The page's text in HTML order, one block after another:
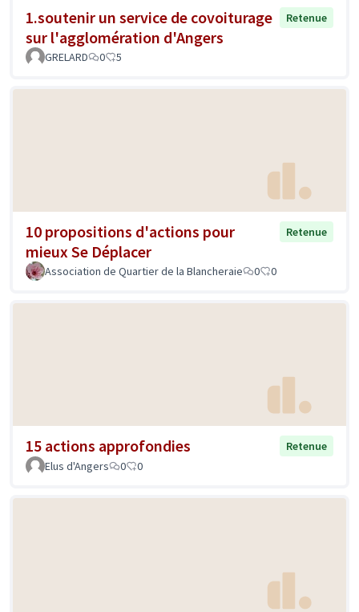
1.soutenir un service de covoiturage
sur l'agglomération d'Angers
Retenue
GRELARD 0 5
10 propositions d'actions pour
mieux Se Déplacer
Retenue
Association de Quartier de la Blancheraie 0 0
15 actions approfondies
Retenue
Elus d'Angers
0 0